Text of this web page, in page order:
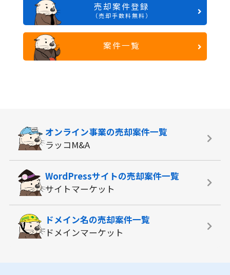
売却案件登録
（売却手数料無料）
案件一覧
オンライン事業の売却案件一覧
ラッコM&A
WordPressサイトの売却案件一覧
サイトマーケット
ドメイン名の売却案件一覧
ドメインマーケット